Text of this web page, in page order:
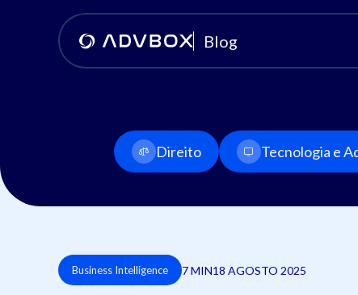
Blog
Direito Tecnologia e
Business Intelligence 7 MIN18 AGOSTO 2025